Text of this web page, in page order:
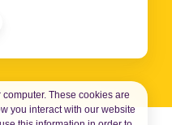
These cookies are
you interact with our website